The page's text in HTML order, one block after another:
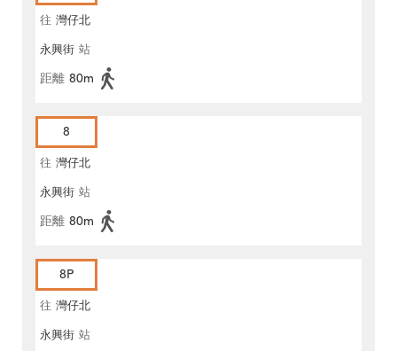
往 灣仔北
永興街 站
距離 80m
8
往 灣仔北
永興街 站
距離 80m
8P
往 灣仔北
永興街 站